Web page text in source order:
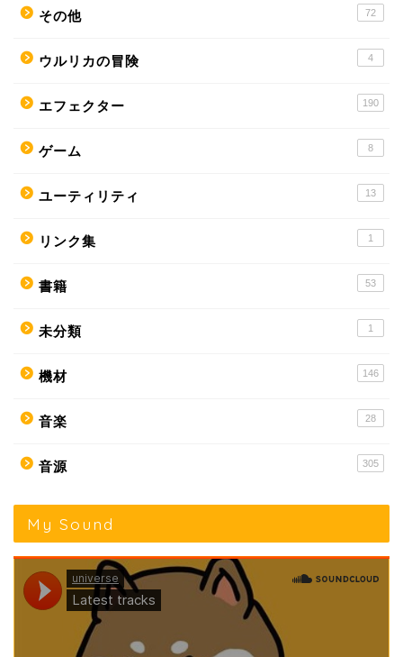
その他 72
ウルリカの冒険 4
エフェクター 190
ゲーム 8
ユーティリティ 13
リンク集 1
書籍 53
未分類 1
機材 146
音楽 28
音源 305
My Sound